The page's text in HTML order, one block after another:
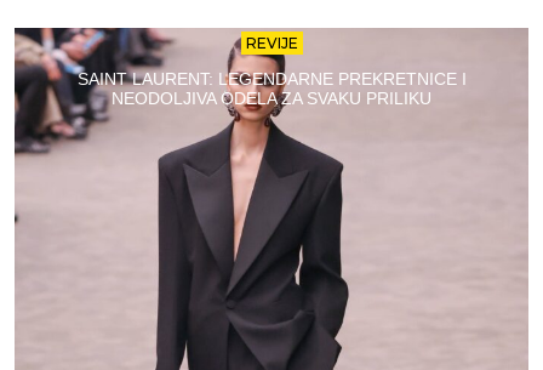
REVIJE
SAINT LAURENT: LEGENDARNE PREKRETNICE I
NEODOLJIVA ODELA ZA SVAKU PRILIKU